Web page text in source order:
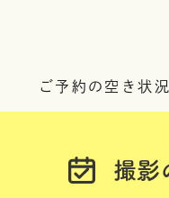
ご予約の空き状
撮影